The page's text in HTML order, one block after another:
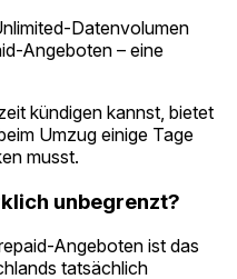
Datenvolumen
Angeboten – eine
kündigen kannst, bietet
Umzug einige Tage
musst.
unbegrenzt?
Angeboten ist das
tatsächlich